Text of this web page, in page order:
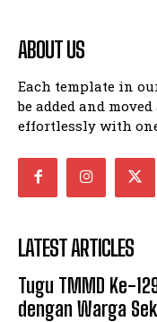
ABOUT US
Each template in
be added and
effortlessly with
LATEST ARTICLES
Tugu TMMD Ke-
dengan Warga